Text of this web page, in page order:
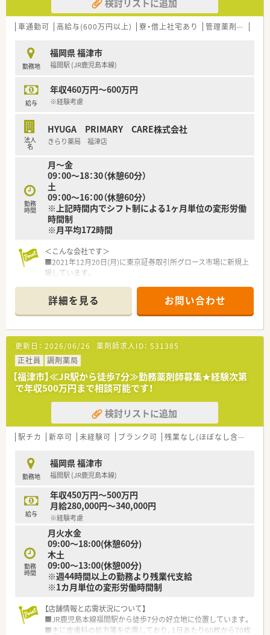
【勤務実態について】
■残業はほとんど発生せず、どの曜日も閉局してから1時間以内
■薬局では珍しい木曜日と日曜日、祝日が休みの完全週休二日制
を採用している店舗です。
■業務が早く終わった日には、規定の勤務時間よりも早く帰宅で
【想定される業務内容】
■管理薬剤師として、医薬品の在庫管理や発注業務、スタッフの
労務管理などもお任せします。
には取り組む可能性もあります。
検討リストに追加
車通勤可 高給与(600万円以上) 寮・借上社宅あり 管理薬剤師
勤務地
福岡県 福津市
福間駅 (JR鹿児島本線)
給与
年収460万円～600万円
※経験考慮
法人
名
HYUGA PRIMARY CARE株式会社
きらり薬局 福津店
勤務
時間
月～金
09：00～18：30（休憩60分）
土
09：00～16：00（休憩60分）
※上記時間内でシフト制による1ヶ月単位の変形労働
時間制
※月平均172時間
＜こんな会社です＞
■2021年12月20日(月)に東京証券取引所グロース市場に新規上
場しています。
千葉県・神奈川県に39店舗展開しています。(2022年10月時点）
■超高齢化社会で必ず必要となる在宅業務に積極的に取り組ん
でおり着実に成長を続けています。
■オンライン服薬指導(28店舗実施)、地域連携薬局(21店舗)、零
売など最先端の取り組みを実施しています。
＜在宅に不安がある方も安心＞
■在宅業務専用システムを自社開発しており、現場の薬剤師の意
見を集約して作っているので業務負荷軽減につながっています。
報告書も、その場で入力が出来る仕組みを作っており、残業時間
を削減しています。
■臨時処方や急な在宅訪問に対応する『臨時処方専任薬剤師』を
配置しているので、 大幅な残業はありません。
■運転に不安のある方は3ヶ月研修があるので、着実に慣れて頂
■運転が出来ない方もご相談は可能です。
＜女性もご活躍いただける環境＞
■ライフイベントやご自身の状況の変化があった場合、雇用形態
変更の相談も可能です。
■育休取得率 100％。復帰率100%。男性育休取得実績(現在8名
取得)もあります。
■子育て中の方は時短勤務も可能です。
性別を問わず薬局長等、キャリアを積み活躍できるフィールドが
ございます。
＜ワークライフバランスを推進＞
■平均の残業時間は10～15時間以内となっており正社員(S1)は
■終日休みカウントの年間休日は117日＋1日(バースデー休暇)！
半休等もシフトに組み込めるのでプライベートと両立が可能で
す。
詳細を見る お問い合わせ
更新日： 2026/06/26 薬剤師求人ID： 531385
正社員
調剤薬局
【福津市】≪JR駅から徒歩7分≫勤務薬剤師募集★経験次第
で年収500万円まで相談可能です！
検討リストに追加
駅チカ 新卒可 未経験可 ブランク可 残業なし(ほぼなし含む)
勤務地
福岡県 福津市
福間駅 (JR鹿児島本線)
給与
年収450万円～500万円
月給280,000円～340,000円
※経験考慮
勤務
時間
月火水金
09:00～18:00(休憩60分)
木土
09:00～13:00(休憩00分)
※週44時間以上の勤務より残業代支給
※1カ月単位の変形労働時間制
【店舗情報と応需状況について】
■JR鹿児島本線福間駅から徒歩7分の好立地に位置しています。
■主に皮膚科の処方箋を応需しており、1日あたり60枚から70枚